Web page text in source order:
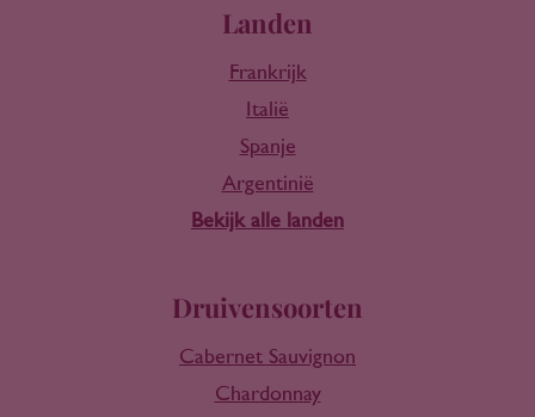
Landen
Frankrijk
Italië
Spanje
Argentinië
Bekijk alle landen
Druivensoorten
Cabernet Sauvignon
Chardonnay